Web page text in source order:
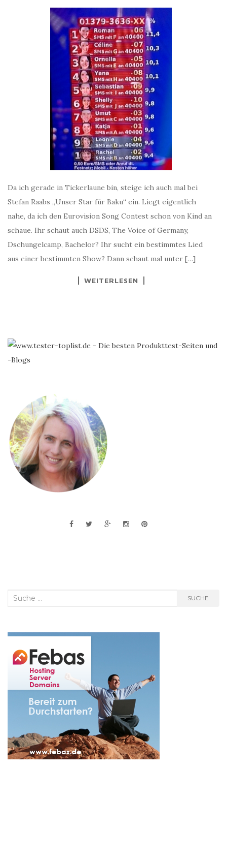
Da ich gerade in Tickerlaune bin, steige ich auch mal bei
Stefan Raabs „Unser Star für Baku“ ein. Liegt eigentlich
nahe, da ich den Eurovision Song Contest schon von Kind an
schaue. Ihr schaut auch DSDS, The Voice of Germany,
Dschungelcamp, Bachelor? Ihr sucht ein bestimmtes Lied
aus einer bestimmten Show? Dann schaut mal unter […]
WEITERLESEN
Suche
SUCHE